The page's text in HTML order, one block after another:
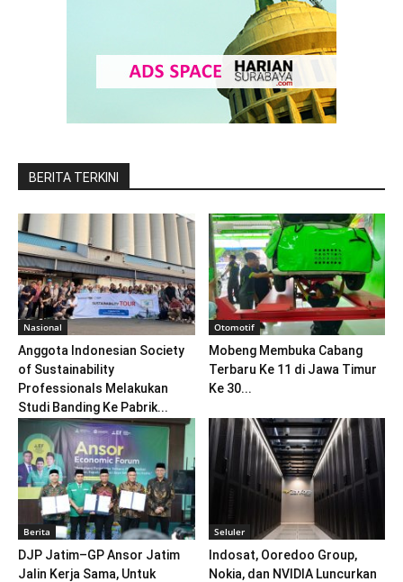
BERITA TERKINI
Nasional
Anggota Indonesian Society
of Sustainability
Professionals Melakukan
Studi Banding Ke Pabrik...
Otomotif
Mobeng Membuka Cabang
Terbaru Ke 11 di Jawa Timur
Ke 30...
Berita
DJP Jatim–GP Ansor Jatim
Jalin Kerja Sama, Untuk
Seluler
Indosat, Ooredoo Group,
Nokia, dan NVIDIA Luncurkan